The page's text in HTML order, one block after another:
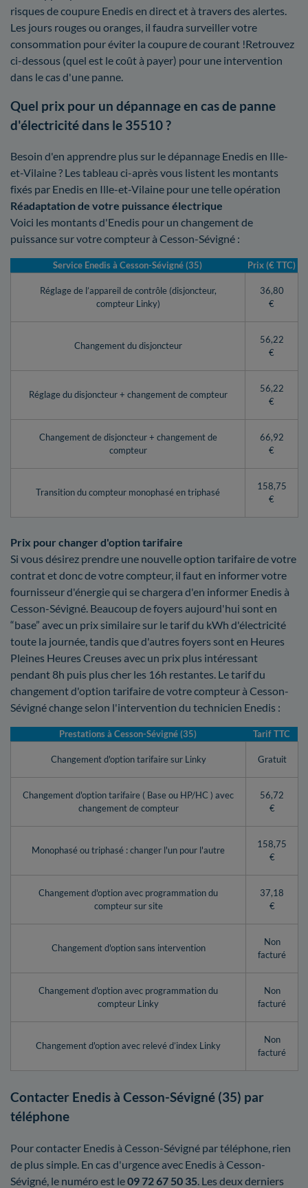
risques de coupure Enedis en direct et à travers des alertes.
Les jours rouges ou oranges, il faudra surveiller votre
consommation pour éviter la coupure de courant !Retrouvez
ci-dessous (quel est le coût à payer) pour une intervention
dans le cas d'une panne.
Quel prix pour un dépannage en cas de panne
d'électricité dans le 35510 ?
Besoin d'en apprendre plus sur le dépannage Enedis en Ille-
et-Vilaine ? Les tableau ci-après vous listent les montants
fixés par Enedis en Ille-et-Vilaine pour une telle opération
Réadaptation de votre puissance électrique
Voici les montants d'Enedis pour un changement de
puissance sur votre compteur à Cesson-Sévigné :
Service Enedis à Cesson-Sévigné (35) Prix (€ TTC)
Réglage de l’appareil de contrôle (disjoncteur,
compteur Linky)
36,80
€
Changement du disjoncteur
56,22
€
Réglage du disjoncteur + changement de compteur
56,22
€
Changement de disjoncteur + changement de
compteur
66,92
€
Transition du compteur monophasé en triphasé
158,75
€
Prix pour changer d'option tarifaire
Si vous désirez prendre une nouvelle option tarifaire de votre
contrat et donc de votre compteur, il faut en informer votre
fournisseur d'énergie qui se chargera d'en informer Enedis à
Cesson-Sévigné. Beaucoup de foyers aujourd'hui sont en
“base” avec un prix similaire sur le tarif du kWh d'électricité
toute la journée, tandis que d'autres foyers sont en Heures
Pleines Heures Creuses avec un prix plus intéressant
pendant 8h puis plus cher les 16h restantes. Le tarif du
changement d'option tarifaire de votre compteur à Cesson-
Sévigné change selon l'intervention du technicien Enedis :
Prestations à Cesson-Sévigné (35) Tarif TTC
Changement d'option tarifaire sur Linky Gratuit
Changement d'option tarifaire ( Base ou HP/HC ) avec
changement de compteur
56,72
€
Monophasé ou triphasé : changer l'un pour l'autre
158,75
€
Changement d'option avec programmation du
compteur sur site
37,18
€
Changement d'option sans intervention
Non
facturé
Changement d'option avec programmation du
compteur Linky
Non
facturé
Changement d'option avec relevé d’index Linky
Non
facturé
Contacter Enedis à Cesson-Sévigné (35) par
téléphone
Pour contacter Enedis à Cesson-Sévigné par téléphone, rien
de plus simple. En cas d'urgence avec Enedis à Cesson-
Sévigné, le numéro est le09 72 67 50 35 . Les deux derniers